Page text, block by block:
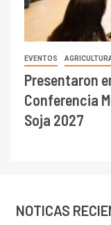
EVENTOS
Presentaron
Conferencia
Soja 2027
NOTICAS